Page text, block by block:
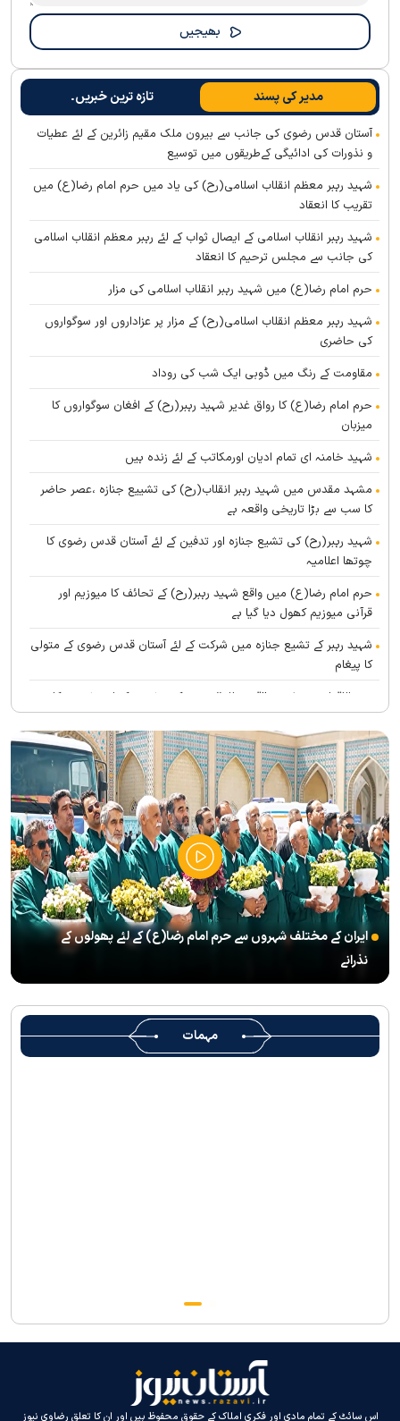
مدیر کی پسند تازہ ترین خبریں۔
آستان قدس رضوی کی جانب سے بیرون ملک مقیم زائرین کے لئے عطیات
و نذورات کی ادائیگی کےطریقوں میں توسیع
شہید رہبر معظم انقلاب اسلامی(رح) کی یاد میں حرم امام رضا(ع) میں
تقریب کا انعقاد
شہید رہبر انقلاب اسلامی کے ایصال ثواب کے لئے رہبر معظم انقلاب اسلامی
کی جانب سے مجلس ترحیم کا انعقاد
حرم امام رضا(ع) میں شہید رہبر انقلاب اسلامی کی مزار
شہید رہبر معظم انقلاب اسلامی(رح) کے مزار پر عزاداروں اور سوگواروں
کی حاضری
مقاومت کے رنگ میں ڈوبی ایک شب کی روداد
حرم امام رضا(ع) کا رواق غدیر شہید رہبر(رح) کے افغان سوگواروں کا
میزبان
شہید خامنہ ای تمام ادیان اورمکاتب کے لئے زندہ ہيں
مشہد مقدس میں شہید رہبر انقلاب(رح) کی تشییع جنازہ ،عصر حاضر
کا سب سے بڑا تاریخی واقعہ ہے
شہید رہبر(رح) کی تشیع جنازہ اور تدفین کے لئے آستان قدس رضوی کا
چوتھا اعلامیہ
حرم امام رضا(ع) میں واقع شہید رہبر(رح) کے تحائف کا میوزیم اور
قرآنی میوزیم کھول دیا گیا ہے
شہید رہبر کے تشیع جنازہ میں شرکت کے لئے آستان قدس رضوی کے متولی
کا پیغام
بین الاقوامی سطح پر ’’قومو للہ‘‘ نعرے کی تشریح کے لئے نشست کا
انعقاد
’’قائد الامۃ‘‘ کے عنوان سے لائیو ٹی وی پروگرام
رہبرشہید کے سوگواروں کے لئے کرامت رضوی فاؤنڈیشن کی جانب سے
پذیرائي کا وسیع انتظام
(( آقای شہید ایران )) نامی چار جلدوں پر مشتمل کتاب منظرعام پر
آگئی
شہید رہبر(رح) ایک قرآنی نابغہ اور قرآنی احکامات پرعمل کرنے والی
شخصیت تھے؛ استاد پناہی
رہبرشہید کے وداع کے ا یام میں حرم مطہر رضوی بند نہيں ہوگا
رہبرشہید ( رحمت اللہ علیہ ) کی یاد میں رضوی کتابخانہ اور میوزیمز
میں تعزیتی جلسوں اور خصوصی پروگراموں کا انعقاد
روضہ منورہ امام رضا(ع) کے خدام ، سوگوار زائرین کو کھانے اور رہائش
کی خدمات فراہم کرنے کے لئے تیار ہیں
ایران کے مختلف شہروں سے حرم امام رضا(ع) کے لئے پھولوں کے
نذرانے
مہمات
اس سائٹ کے تمام مادی اور فکری املاک کے حقوق محفوظ ہیں اور ان کا تعلق رضاوی نیوز